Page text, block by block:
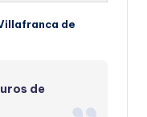
de
de